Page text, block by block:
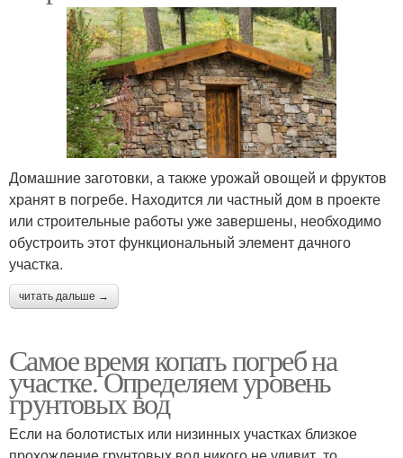
Домашние заготовки, а также урожай овощей и фруктов
хранят в погребе. Находится ли частный дом в проекте
или строительные работы уже завершены, необходимо
обустроить этот функциональный элемент дачного
участка.
читать дальше →
Самое время копать погреб на
участке. Определяем уровень
грунтовых вод
Если на болотистых или низинных участках близкое